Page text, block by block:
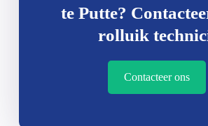
te Putte?
rolluik
Contacteer ons